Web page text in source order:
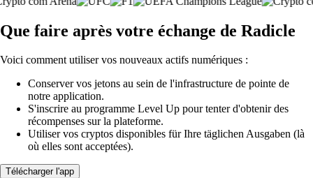
Que faire après votre échange de Radicle
Voici comment utiliser vos nouveaux actifs numériques :
Conserver vos jetons au sein de l'infrastructure de pointe de
notre application.
S'inscrire au programme Level Up pour tenter d'obtenir des
récompenses sur la plateforme.
Utiliser vos cryptos disponibles für Ihre täglichen Ausgaben (là
où elles sont acceptées).
Télécharger l'app